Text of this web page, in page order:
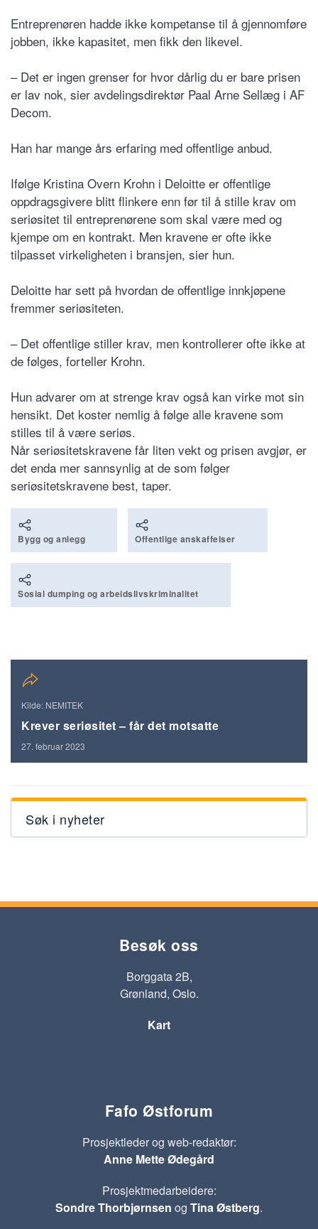
Entreprenøren hadde ikke kompetanse til å gjennomføre
jobben, ikke kapasitet, men fikk den likevel.
– Det er ingen grenser for hvor dårlig du er bare prisen
er lav nok, sier avdelingsdirektør Paal Arne Sellæg i AF
Decom.
Han har mange års erfaring med offentlige anbud.
Ifølge Kristina Overn Krohn i Deloitte er offentlige
oppdragsgivere blitt flinkere enn før til å stille krav om
seriøsitet til entreprenørene som skal være med og
kjempe om en kontrakt. Men kravene er ofte ikke
tilpasset virkeligheten i bransjen, sier hun.
Deloitte har sett på hvordan de offentlige innkjøpene
fremmer seriøsiteten.
– Det offentlige stiller krav, men kontrollerer ofte ikke at
de følges, forteller Krohn.
Hun advarer om at strenge krav også kan virke mot sin
hensikt. Det koster nemlig å følge alle kravene som
stilles til å være seriøs.
Når seriøsitetskravene får liten vekt og prisen avgjør, er
det enda mer sannsynlig at de som følger
seriøsitetskravene best, taper.
Bygg og anlegg Offentlige anskaffelser
Sosial dumping og arbeidslivskriminalitet
Kilde: NEMITEK
Krever seriøsitet – får det motsatte
27. februar 2023
Søk i nyheter
Besøk oss
Borggata 2B,
Grønland, Oslo.
Kart
Fafo Østforum
Prosjektleder og web-redaktør:
Anne Mette Ødegård
Prosjektmedarbeidere:
Sondre Thorbjørnsen og Tina Østberg.